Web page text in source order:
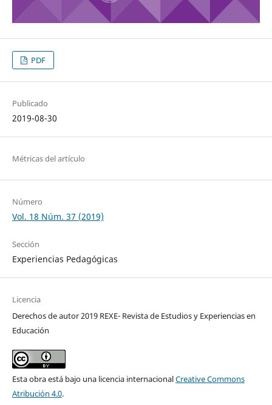
PDF
Publicado
2019-08-30
Métricas del artículo
Número
Vol. 18 Núm. 37 (2019)
Sección
Experiencias Pedagógicas
Licencia
Derechos de autor 2019 REXE- Revista de Estudios y Experiencias en
Educación
Esta obra está bajo una licencia internacionalCreative Commons
Atribución 4.0.